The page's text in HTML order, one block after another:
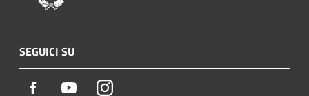
SEGUICI SU
Facebook YoutubeInstagram